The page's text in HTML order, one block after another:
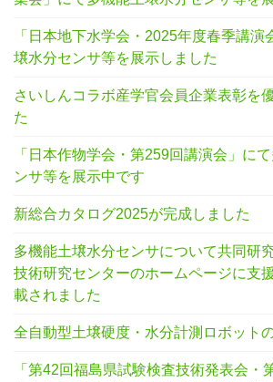
「日本地下水学会・2025年度春季講演
壌水分センサ等を展示しました
さいしんコラボ産学官会員企業表彰を
た
「日本作物学会・第259回講演会」に
ンサ等を展示中です
新総合カタログ2025が完成しました
多機能土壌水分センサについて共同研
技術研究センターのホームページに支
載されました
全自動型土壌硬度・水分計測ロボット
「第42回福島県試験検査技術発表会・